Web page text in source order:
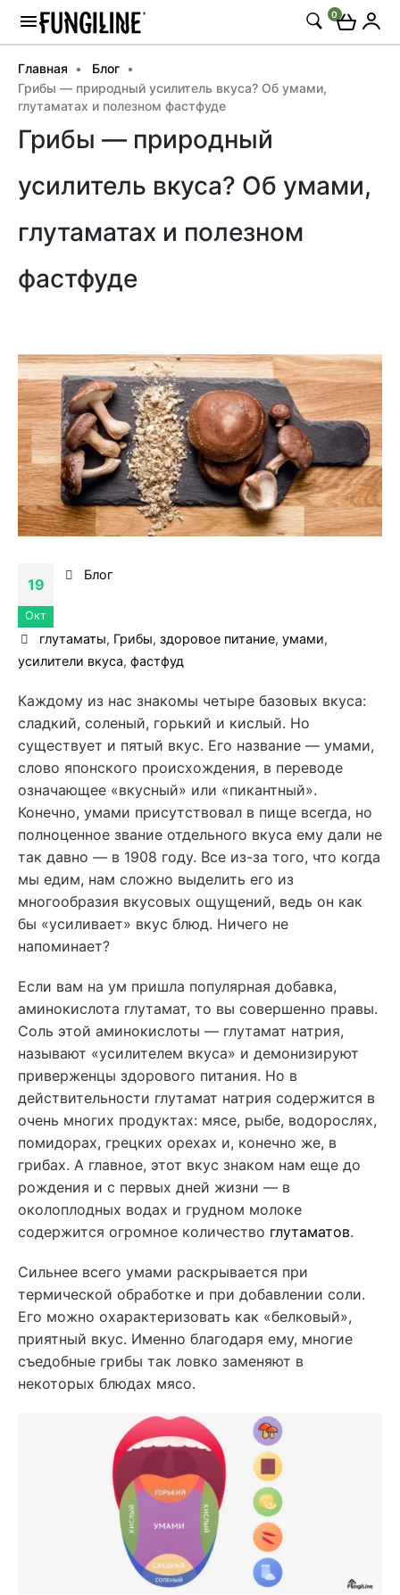
0
Главная
Блог
Грибы — природный усилитель вкуса? Об умами,
глутаматах и полезном фастфуде
Грибы — природный
усилитель вкуса? Об умами,
глутаматах и полезном
фастфуде
19
Окт
Блог
глутаматы, Грибы,здоровое питание,умами,
усилители вкуса, фастфуд
Каждому из нас знакомы четыре базовых вкуса:
сладкий, соленый, горький и кислый. Но
существует и пятый вкус. Его название — умами,
слово японского происхождения, в переводе
означающее «вкусный» или «пикантный».
Конечно, умами присутствовал в пище всегда, но
полноценное звание отдельного вкуса ему дали не
так давно — в 1908 году. Все из-за того, что когда
мы едим, нам сложно выделить его из
многообразия вкусовых ощущений, ведь он как
бы «усиливает» вкус блюд. Ничего не
напоминает?
Если вам на ум пришла популярная добавка,
аминокислота глутамат, то вы совершенно правы.
Соль этой аминокислоты — глутамат натрия,
называют «усилителем вкуса» и демонизируют
приверженцы здорового питания. Но в
действительности глутамат натрия содержится в
очень многих продуктах: мясе, рыбе, водорослях,
помидорах, грецких орехах и, конечно же, в
грибах. А главное, этот вкус знаком нам еще до
рождения и с первых дней жизни — в
околоплодных водах и грудном молоке
содержится огромное количество глутаматов.
Сильнее всего умами раскрывается при
термической обработке и при добавлении соли.
Его можно охарактеризовать как «белковый»,
приятный вкус. Именно благодаря ему, многие
съедобные грибы так ловко заменяют в
некоторых блюдах мясо.